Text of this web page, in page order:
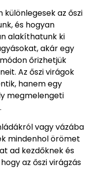
az őszi
és hogyan
alakíthatunk ki
akár egy
őrizhetjük
Az őszi virágok
hanem egy
megmelengeti
vagy vázába
mindenhol örömet
ad kezdőknek és
az őszi virágzás